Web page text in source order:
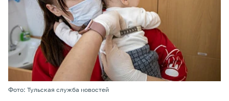
Фото: Тульская служба новостей